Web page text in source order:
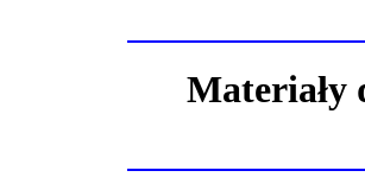
Materiały